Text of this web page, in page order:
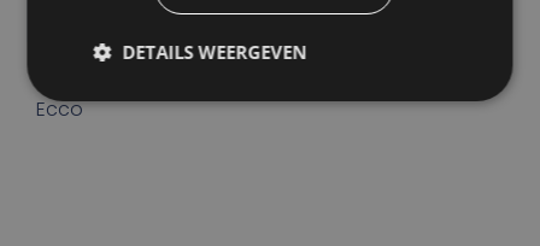
Ecco
DETAILS WEERGEVEN